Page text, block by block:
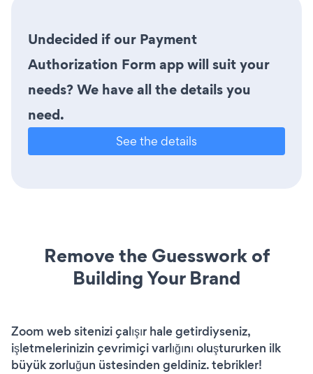
Undecided if our Payment
Authorization Form app will suit your
needs? We have all the details you
need.
See the details
Remove the Guesswork of
Building Your Brand
Zoom web sitenizi çalışır hale getirdiyseniz,
işletmelerinizin çevrimiçi varlığını oluştururken ilk
büyük zorluğun üstesinden geldiniz. tebrikler!